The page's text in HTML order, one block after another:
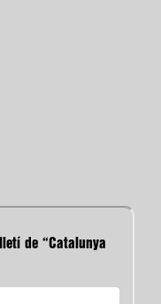
de “Catalunya